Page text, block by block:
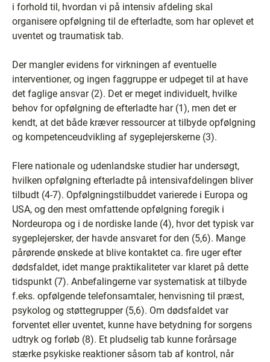
i forhold til, hvordan vi på intensiv afdeling skal
organisere opfølgning til de efterladte, som har oplevet et
uventet og traumatisk tab.
Der mangler evidens for virkningen af eventuelle
interventioner, og ingen faggruppe er udpeget til at have
det faglige ansvar (2). Det er meget individuelt, hvilke
behov for opfølgning de efterladte har (1), men det er
kendt, at det både kræver ressourcer at tilbyde opfølgning
og kompetenceudvikling af sygeplejerskerne (3).
Flere nationale og udenlandske studier har undersøgt,
hvilken opfølgning efterladte på intensivafdelingen bliver
tilbudt (4-7). Opfølgningstilbuddet varierede i Europa og
USA, og den mest omfattende opfølgning foregik i
Nordeuropa og i de nordiske lande (4), hvor det typisk var
sygeplejersker, der havde ansvaret for den (5,6). Mange
pårørende ønskede at blive kontaktet ca. fire uger efter
dødsfaldet, idet mange praktikaliteter var klaret på dette
tidspunkt (7). Anbefalingerne var systematisk at tilbyde
f.eks. opfølgende telefonsamtaler, henvisning til præst,
psykolog og støttegrupper (5,6). Om dødsfaldet var
forventet eller uventet, kunne have betydning for sorgens
udtryk og forløb (8). Et pludselig tab kunne forårsage
stærke psykiske reaktioner såsom tab af kontrol, når